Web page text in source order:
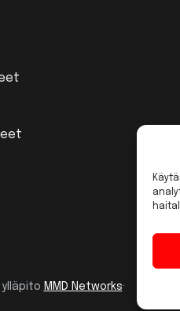
ylläpito MMD Networks·